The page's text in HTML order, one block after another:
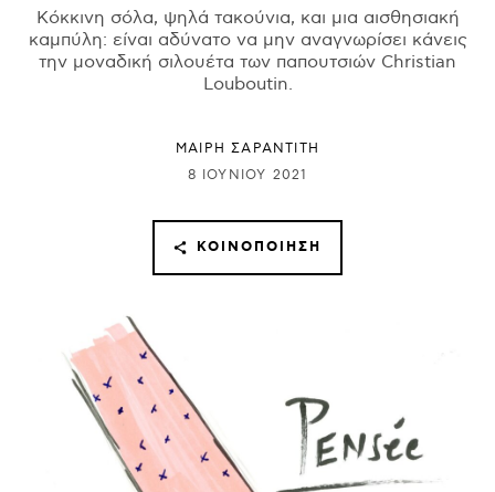
Kόκκινη σόλα, ψηλά τακούνια, και μια αισθησιακή
καμπύλη: είναι αδύνατο να μην αναγνωρίσει κάνεις
την μοναδική σιλουέτα των παπουτσιών Christian
Louboutin.
ΜΑΊΡΗ ΣΑΡΑΝΤΊΤΗ
8 ΙΟΥΝΊΟΥ 2021
ΚΟΙΝΟΠΟΊΗΣΗ